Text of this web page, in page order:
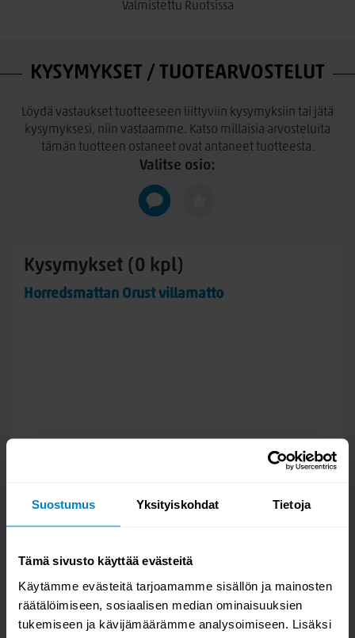
Suostumus Yksityiskohdat Tietoja
Tämä sivusto käyttää evästeitä
Käytämme evästeitä tarjoamamme sisällön ja mainosten
räätälöimiseen, sosiaalisen median ominaisuuksien
tukemiseen ja kävijämäärämme analysoimiseen. Lisäksi
Valmistettu Ruotsissa
KYSYMYKSET / TUOTEARVOSTELUT
Löydä vastaukset tuotteeseen liittyviin kysymyksiin tai jätä
kysymyksesi, niin vastaamme. Katso millaisia arvosteluita
tämän tuotteen ostaneet ovat antaneet tuotteesta.
Valitse osio:
Kysymykset (0 kpl)
Horredsmattan Orust villamatto